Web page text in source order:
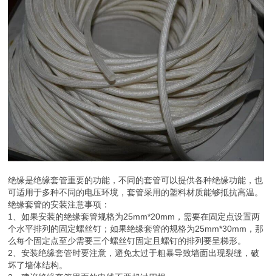
绝缘是绝缘套管重要的功能，不同的套管可以提供各种绝缘功能，也
可适用于多种不同的电压环境，套管采用的塑料材质能够抵抗高温。
绝缘套管的安装注意事项：
1、如果安装的绝缘套管规格为25mm*20mm，需要在固定点设置两
个水平排列的固定螺丝钉；如果绝缘套管的规格为25mm*30mm，那
么每个固定点至少需要三个螺丝钉固定且螺钉的排列要呈梯形。
2、安装绝缘套管时要注意，避免太过于粗暴导致墙面出现裂缝，破
坏了墙体结构。